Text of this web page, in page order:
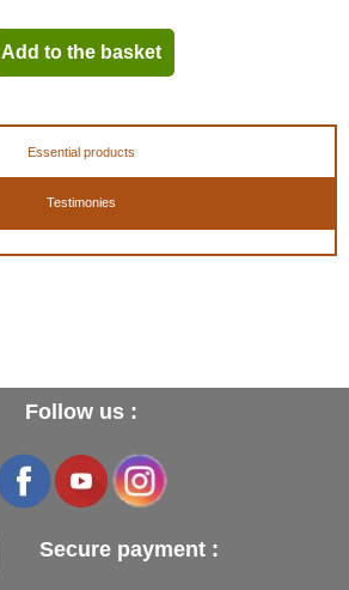
Add to the basket
Essential products
Testimonies
Follow us :
Secure payment :